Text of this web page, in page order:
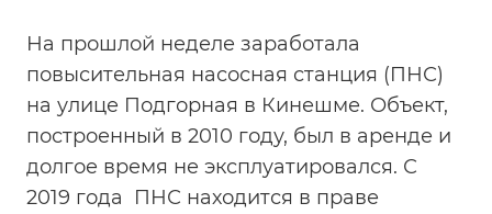
На прошлой неделе заработала
повысительная насосная станция (ПНС)
на улице Подгорная в Кинешме. Объект,
построенный в 2010 году, был в аренде и
долгое время не эксплуатировался. С
2019 года ПНС находится в праве